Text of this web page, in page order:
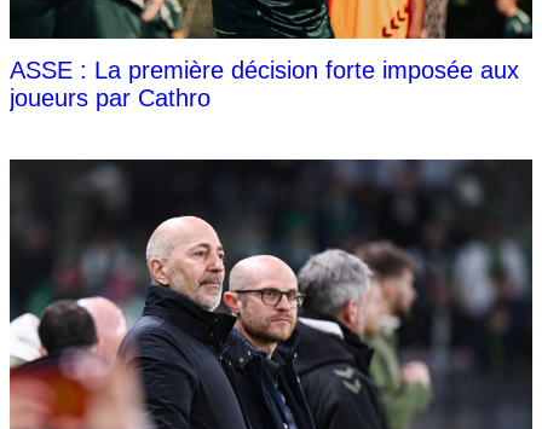
ASSE : La première décision forte imposée aux
joueurs par Cathro